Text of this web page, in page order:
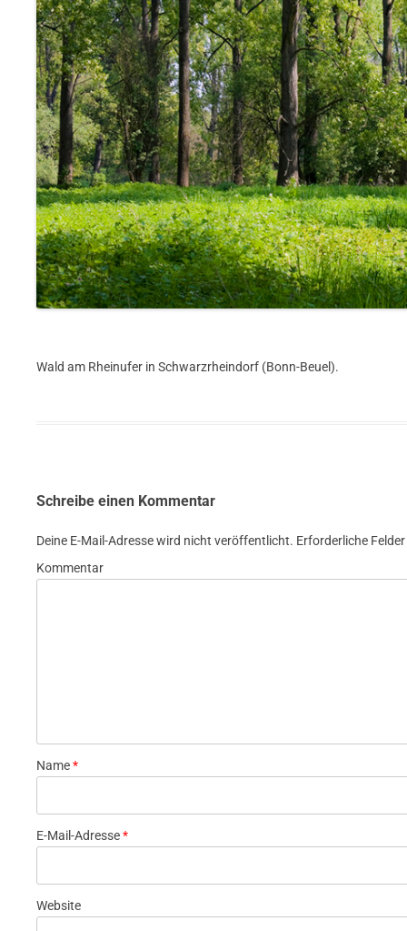
Wald am Rheinufer in Schwarzrheindorf (Bonn-Beuel).
Schreibe einen Kommentar
Deine E-Mail-Adresse wird nicht veröffentlicht. Erforderliche
Kommentar
Name*
E-Mail-Adresse*
Website